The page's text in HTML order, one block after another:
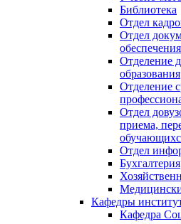
Библиотека
Отдел
Отдел
обеспечения
Отделение
образования
Отделение
Отдел
приема,
Отдел
Бухгалтерия
Кафедры
Кафедра